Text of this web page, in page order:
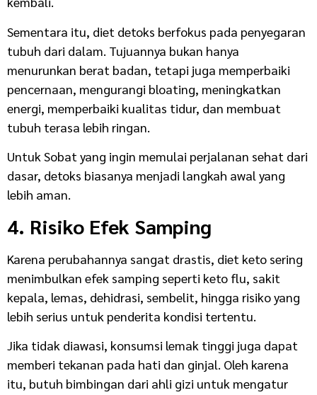
Sementara itu, diet detoks berfokus pada penyegaran
tubuh dari dalam. Tujuannya bukan hanya
menurunkan berat badan, tetapi juga memperbaiki
pencernaan, mengurangi bloating, meningkatkan
energi, memperbaiki kualitas tidur, dan membuat
tubuh terasa lebih ringan.
Untuk Sobat yang ingin memulai perjalanan sehat dari
dasar, detoks biasanya menjadi langkah awal yang
lebih aman.
4. Risiko Efek Samping
Karena perubahannya sangat drastis, diet keto sering
menimbulkan efek samping seperti keto flu, sakit
kepala, lemas, dehidrasi, sembelit, hingga risiko yang
lebih serius untuk penderita kondisi tertentu.
Jika tidak diawasi, konsumsi lemak tinggi juga dapat
memberi tekanan pada hati dan ginjal. Oleh karena
itu, butuh bimbingan dari ahli gizi untuk mengatur